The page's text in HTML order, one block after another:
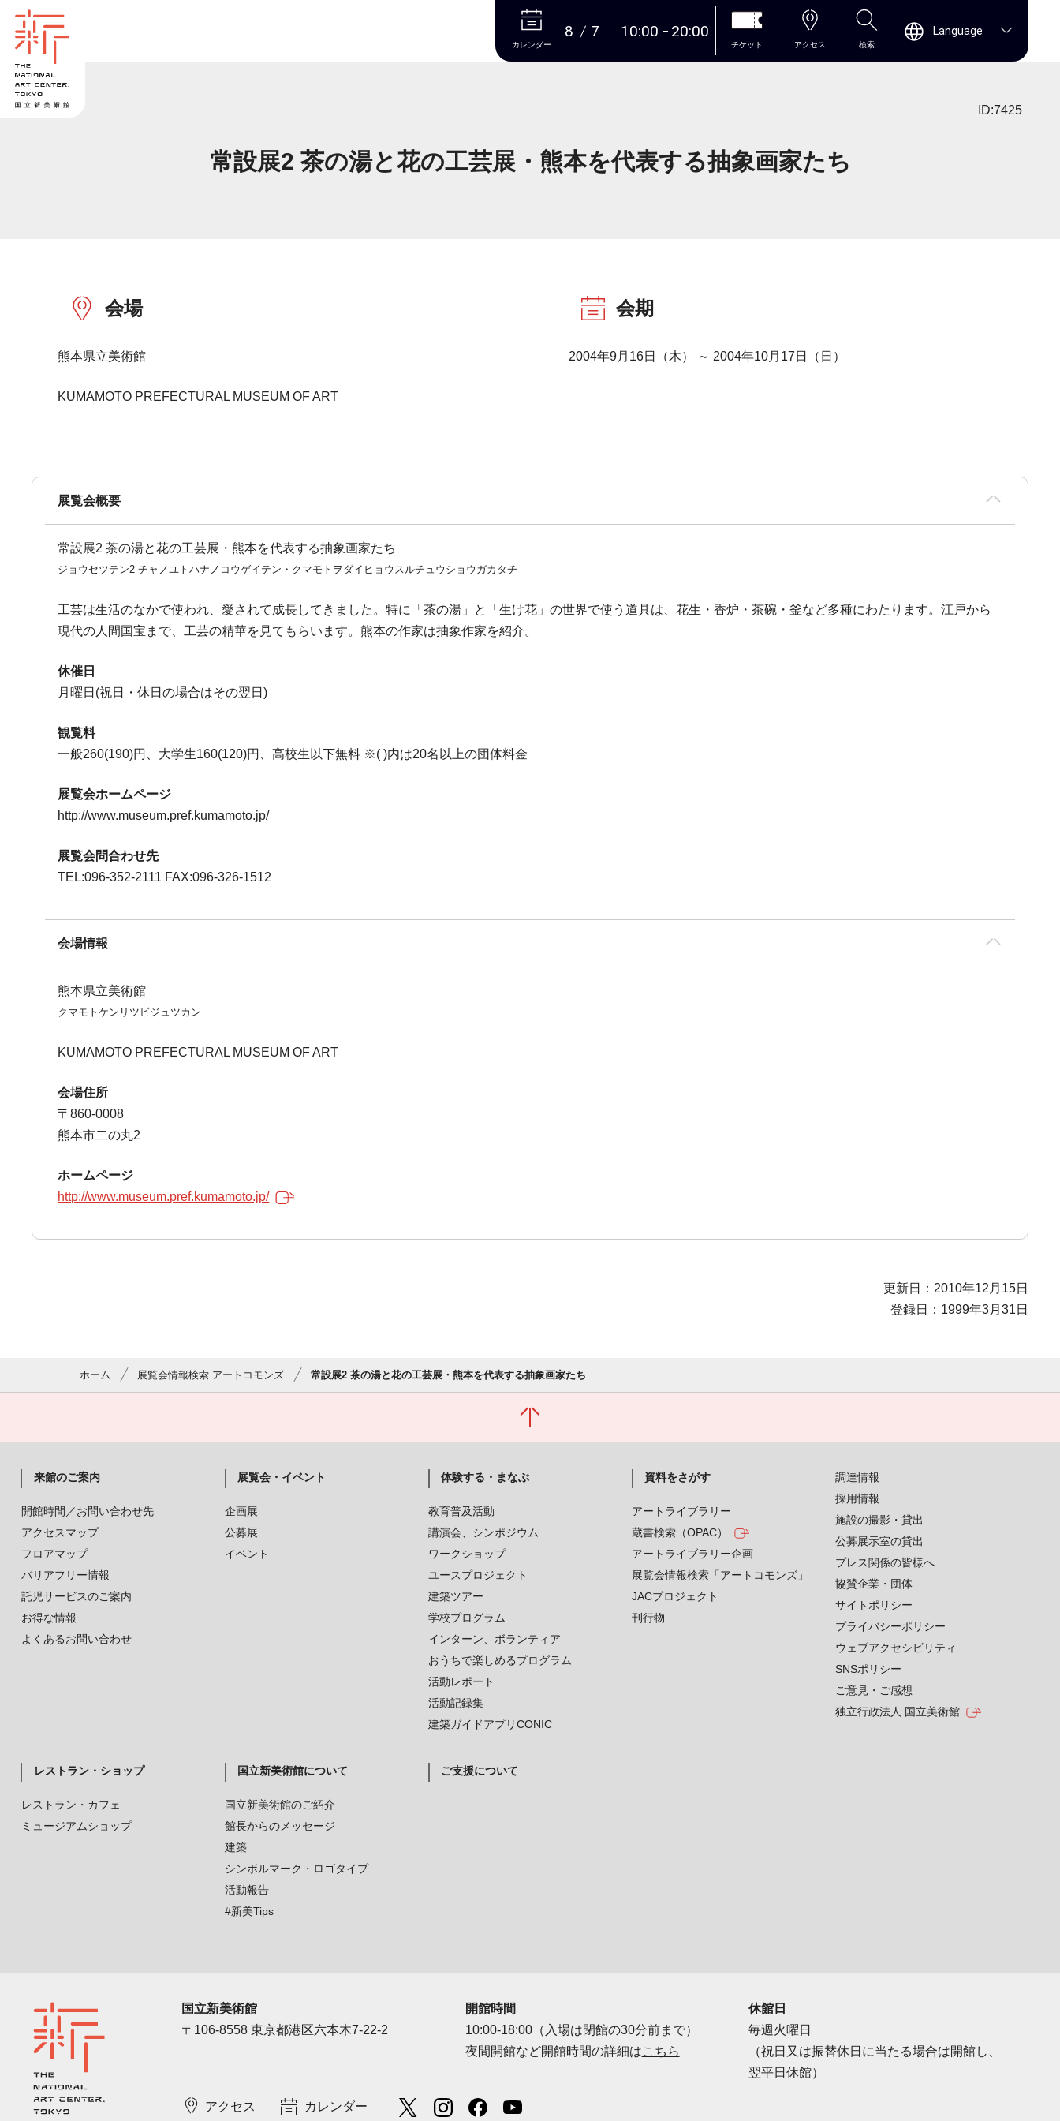
本文へ
カレンダー
8 7 10:00 20:00
チケット アクセス 検索
Language
ID:7425
常設展2 茶の湯と花の工芸展・熊本を代表する抽象画家たち
会場
熊本県立美術館
KUMAMOTO PREFECTURAL MUSEUM OF ART
会期
2004年9月16日（木） ～ 2004年10月17日（日）
展覧会概要
常設展2 茶の湯と花の工芸展・熊本を代表する抽象画家たち
ジョウセツテン2 チャノユトハナノコウゲイテン・クマモトヲダイヒョウスルチュウショウガカタチ
工芸は生活のなかで使われ、愛されて成長してきました。特に「茶の湯」と「生け花」の世界で使う道具は、花生・香炉・茶碗・釜など多種にわたります。江戸から
現代の人間国宝まで、工芸の精華を見てもらいます。熊本の作家は抽象作家を紹介。
休催日
月曜日(祝日・休日の場合はその翌日)
観覧料
一般260(190)円、大学生160(120)円、高校生以下無料 ※( )内は20名以上の団体料金
展覧会ホームページ
http://www.museum.pref.kumamoto.jp/
展覧会問合わせ先
TEL:096-352-2111 FAX:096-326-1512
会場情報
熊本県立美術館
クマモトケンリツビジュツカン
KUMAMOTO PREFECTURAL MUSEUM OF ART
会場住所
〒860-0008
熊本市二の丸2
ホームページ
http://www.museum.pref.kumamoto.jp/
更新日：2010年12月15日
登録日：1999年3月31日
ホーム 展覧会情報検索 アートコモンズ 常設展2 茶の湯と花の工芸展・熊本を代表する抽象画家たち
来館のご案内
開館時間／お問い合わせ先
アクセスマップ
フロアマップ
バリアフリー情報
託児サービスのご案内
お得な情報
よくあるお問い合わせ
展覧会・イベント
企画展
公募展
イベント
体験する・まなぶ
教育普及活動
講演会、シンポジウム
ワークショップ
ユースプロジェクト
建築ツアー
学校プログラム
インターン、ボランティア
おうちで楽しめるプログラム
活動レポート
活動記録集
建築ガイドアプリCONIC
資料をさがす
アートライブラリー
蔵書検索（OPAC）
アートライブラリー企画
展覧会情報検索「アートコモンズ」
JACプロジェクト
刊行物
レストラン・ショップ
レストラン・カフェ
ミュージアムショップ
国立新美術館について
国立新美術館のご紹介
館長からのメッセージ
建築
シンボルマーク・ロゴタイプ
活動報告
#新美Tips
ご支援について
調達情報
採用情報
施設の撮影・貸出
公募展示室の貸出
プレス関係の皆様へ
協賛企業・団体
サイトポリシー
プライバシーポリシー
ウェブアクセシビリティ
SNSポリシー
ご意見・ご感想
独立行政法人 国立美術館
国立新美術館
〒106-8558 東京都港区六本木7-22-2
開館時間
10:00-18:00（入場は閉館の30分前まで）
夜間開館など開館時間の詳細はこちら
休館日
毎週火曜日
（祝日又は振替休日に当たる場合は開館し、
翌平日休館）
アクセス カレンダー